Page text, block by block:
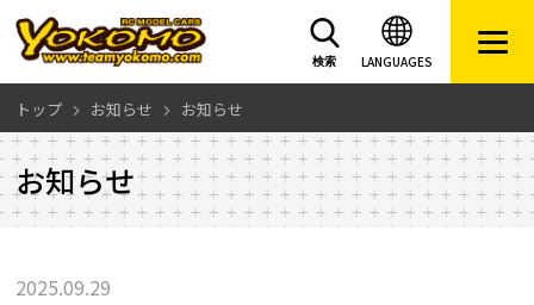
LANGUAGES
検索
トップ お知らせ お知らせ
お知らせ
2025.09.29